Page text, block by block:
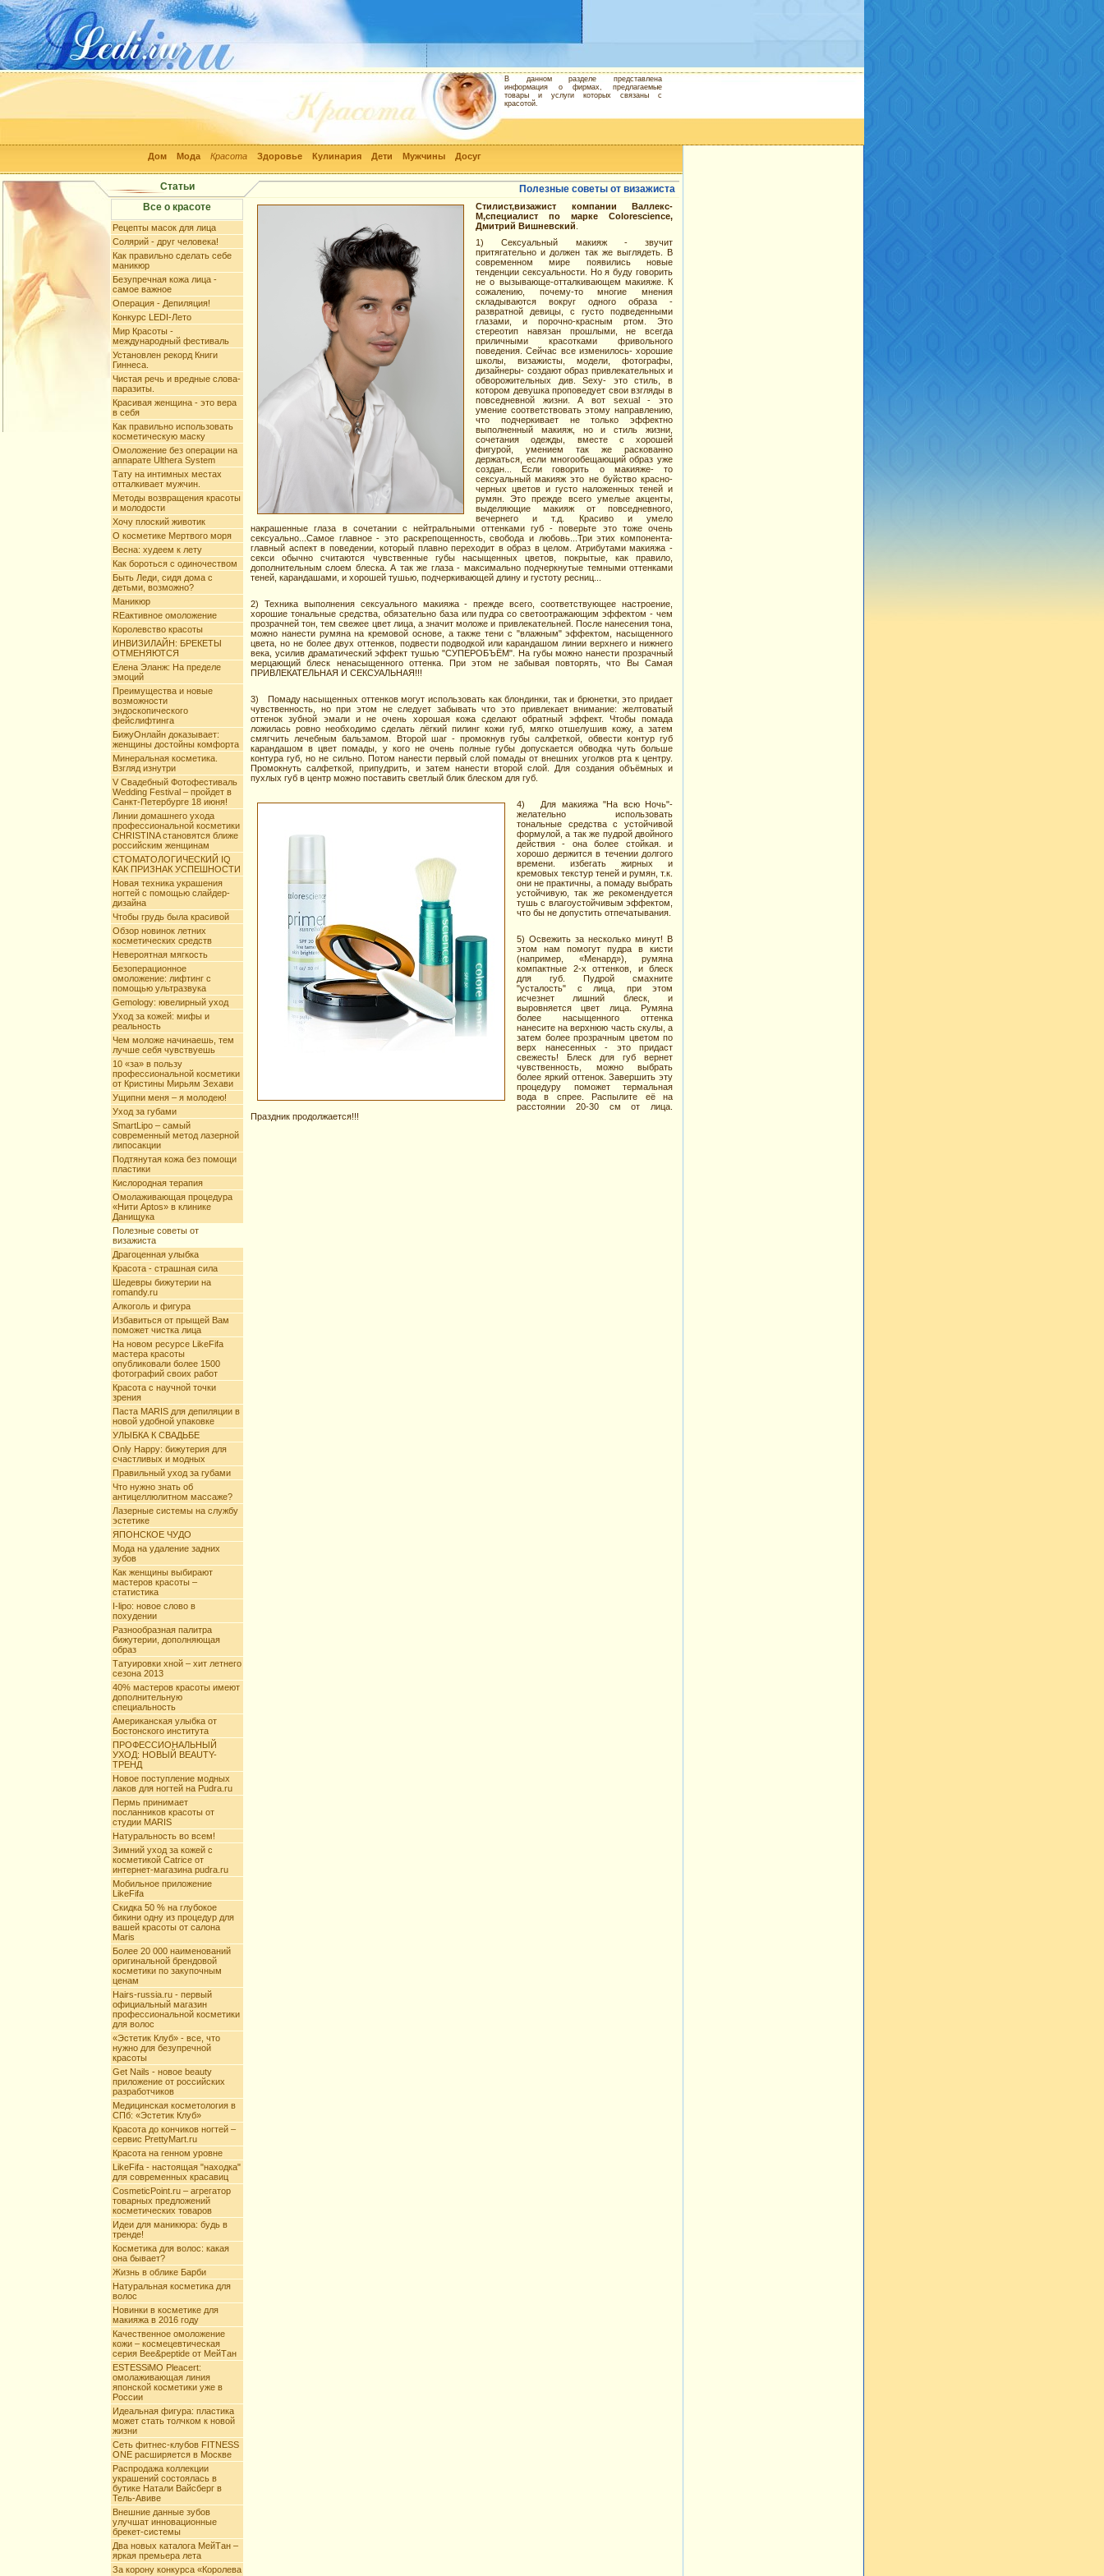
Дом Мода Красота Здоровье Кулинария Дети Мужчины Досуг
В данном разделе представлена
информация о фирмах, предлагаемые
товары и услуги которых связаны с
красотой.
Статьи
Полезные советы от визажиста
Все о красоте
Рецепты масок для лица
Солярий - друг человека!
Как правильно сделать себе
маникюр
Безупречная кожа лица -
самое важное
Операция - Депиляция!
Конкурс LEDI-Лето
Мир Красоты -
международный фестиваль
Установлен рекорд Книги
Гиннеса.
Чистая речь и вредные слова-
паразиты.
Красивая женщина - это вера
в себя
Как правильно использовать
косметическую маску
Омоложение без операции на
аппарате Ulthera System
Тату на интимных меcтах
отталкивает мужчин.
Методы возвращения красоты
и молодости
Хочу плоский животик
О косметике Мертвого моря
Весна: худеем к лету
Как бороться с одиночеством
Быть Леди, сидя дома с
детьми, возможно?
Маникюр
REактивное омоложение
Королевство красоты
ИНВИЗИЛАЙН: БРЕКЕТЫ
ОТМЕНЯЮТСЯ
Елена Эланж: На пределе
эмоций
Преимущества и новые
возможности
эндоскопического
фейслифтинга
БижуОнлайн доказывает:
женщины достойны комфорта
Минеральная косметика.
Взгляд изнутри
V Свадебный Фотофестиваль
Wedding Festival – пройдет в
Санкт-Петербурге 18 июня!
Линии домашнего ухода
профессиональной косметики
CHRISTINA становятся ближе
российским женщинам
СТОМАТОЛОГИЧЕСКИЙ IQ
КАК ПРИЗНАК УСПЕШНОСТИ
Новая техника украшения
ногтей с помощью слайдер-
дизайна
Чтобы грудь была красивой
Обзор новинок летних
косметических средств
Невероятная мягкость
Безоперационное
омоложение: лифтинг с
помощью ультразвука
Gemology: ювелирный уход
Уход за кожей: мифы и
реальность
Чем моложе начинаешь, тем
лучше себя чувствуешь
10 «за» в пользу
профессиональной косметики
от Кристины Мирьям Зехави
Ущипни меня – я молодею!
Уход за губами
SmartLipo – самый
современный метод лазерной
липосакции
Подтянутая кожа без помощи
пластики
Кислородная терапия
Омолаживающая процедура
«Нити Aptos» в клинике
Данищука
Полезные советы от
визажиста
Драгоценная улыбка
Красота - страшная сила
Шедевры бижутерии на
romandy.ru
Алкоголь и фигура
Избавиться от прыщей Вам
поможет чистка лица
На новом ресурсе LikeFifa
мастера красоты
опубликовали более 1500
фотографий своих работ
Красота с научной точки
зрения
Паста MARIS для депиляции в
новой удобной упаковке
УЛЫБКА К СВАДЬБЕ
Only Happy: бижутерия для
счастливых и модных
Правильный уход за губами
Что нужно знать об
антицеллюлитном массаже?
Лазерные системы на службу
эстетике
ЯПОНСКОЕ ЧУДО
Мода на удаление задних
зубов
Как женщины выбирают
мастеров красоты –
статистика
I-lipo: новое слово в
похудении
Разнообразная палитра
бижутерии, дополняющая
образ
Татуировки хной – хит летнего
сезона 2013
40% мастеров красоты имеют
дополнительную
специальность
Американская улыбка от
Бостонского института
ПРОФЕССИОНАЛЬНЫЙ
УХОД: НОВЫЙ BEAUTY-
ТРЕНД
Новое поступление модных
лаков для ногтей на Pudra.ru
Пермь принимает
посланников красоты от
студии MARIS
Натуральность во всем!
Зимний уход за кожей с
косметикой Catrice от
интернет-магазина pudra.ru
Мобильное приложение
LikeFifa
Скидка 50 % на глубокое
бикини одну из процедур для
вашей красоты от салона
Maris
Более 20 000 наименований
оригинальной брендовой
косметики по закупочным
ценам
Hairs-russia.ru - первый
официальный магазин
профессиональной косметики
для волос
«Эстетик Клуб» - все, что
нужно для безупречной
красоты
Get Nails - новое beauty
приложение от российских
разработчиков
Медицинская косметология в
СПб: «Эстетик Клуб»
Красота до кончиков ногтей –
сервис PrettyMart.ru
Красота на генном уровне
LikeFifa - настоящая "находка"
для современных красавиц
CosmeticPoint.ru – агрегатор
товарных предложений
косметических товаров
Идеи для маникюра: будь в
тренде!
Косметика для волос: какая
она бывает?
Жизнь в облике Барби
Натуральная косметика для
волос
Новинки в косметике для
макияжа в 2016 году
Качественное омоложение
кожи – космецевтическая
серия Bee&peptide от МейТан
ESTESSiMO Pleacert:
омолаживающая линия
японской косметики уже в
России
Идеальная фигура: пластика
может стать толчком к новой
жизни
Сеть фитнес-клубов FITNESS
ONE расширяется в Москве
Распродажа коллекции
украшений состоялась в
бутике Натали Вайсберг в
Тель-Авиве
Внешние данные зубов
улучшат инновационные
брекет-системы
Два новых каталога МейТан –
яркая премьера лета
За корону конкурса «Королева
Стилист,визажист компании Валлекс-
М,специалист по марке Colorescience,
Дмитрий Вишневский
1) Сексуальный макияж - звучит
притягательно и должен так же выглядеть. В
современном мире появились новые
тенденции сексуальности. Но я буду говорить
не о вызывающе-отталкивающем макияже. К
сожалению, почему-то многие мнения
складываются вокруг одного образа -
развратной девицы, с густо подведенными
глазами, и порочно-красным ртом. Это
стереотип навязан прошлыми, не всегда
приличными красотками фривольного
поведения. Сейчас все изменилось- хорошие
школы, визажисты, модели, фотографы,
дизайнеры- создают образ привлекательных и
обворожительных див. Sexy- это стиль, в
котором девушка проповедует свои взгляды в
повседневной жизни. А вот sexual - это
умение соответствовать этому направлению,
что подчеркивает не только эффектно
выполненный макияж, но и стиль жизни,
сочетания одежды, вместе с хорошей
фигурой, умением так же раскованно
держаться, если многообещающий образ уже
создан... Если говорить о макияже- то
сексуальный макияж это не буйство красно-
черных цветов и густо наложенных теней и
румян. Это прежде всего умелые акценты,
выделяющие макияж от повседневного,
вечернего и т.д. Красиво и умело
накрашенные глаза в сочетании с нейтральными оттенками губ - поверьте это тоже очень
сексуально...Самое главное - это раскрепощенность, свобода и любовь...Три этих компонента-
главный аспект в поведении, который плавно переходит в образ в целом. Атрибутами макияжа -
секси обычно считаются чувственные губы насыщенных цветов, покрытые, как правило,
дополнительным слоем блеска. А так же глаза - максимально подчеркнутые темными оттенками
теней, карандашами, и хорошей тушью, подчеркивающей длину и густоту ресниц...
2) Техника выполнения сексуального макияжа - прежде всего, соответствующее настроение,
хорошие тональные средства, обязательно база или пудра со светоотражающим эффектом - чем
прозрачней тон, тем свежее цвет лица, а значит моложе и привлекательней. После нанесения тона,
можно нанести румяна на кремовой основе, а также тени с "влажным" эффектом, насыщенного
цвета, но не более двух оттенков, подвести подводкой или карандашом линии верхнего и нижнего
века, усилив драматический эффект тушью "СУПЕРОБЪЁМ". На губы можно нанести прозрачный
мерцающий блеск ненасыщенного оттенка. При этом не забывая повторять, что Вы Самая
ПРИВЛЕКАТЕЛЬНАЯ И СЕКСУАЛЬНАЯ!!!
3) Помаду насыщенных оттенков могут использовать как блондинки, так и брюнетки, это придает
чувственность, но при этом не следует забывать что это привлекает внимание: желтоватый
оттенок зубной эмали и не очень хорошая кожа сделают обратный эффект. Чтобы помада
ложилась ровно необходимо сделать лёгкий пилинг кожи губ, мягко отшелушив кожу, а затем
смягчить лечебным бальзамом. Второй шаг - промокнув губы салфеткой, обвести контур губ
карандашом в цвет помады, у кого не очень полные губы допускается обводка чуть больше
контура губ, но не сильно. Потом нанести первый слой помады от внешних уголков рта к центру.
Промокнуть салфеткой, припудрить, и затем нанести второй слой. Для создания объёмных и
пухлых губ в центр можно поставить светлый блик блеском для губ.
4) Для макияжа "На всю Ночь"-
желательно использовать
тональные средства с устойчивой
формулой, а так же пудрой двойного
действия - она более стойкая. и
хорошо держится в течении долгого
времени. избегать жирных и
кремовых текстур теней и румян, т.к.
они не практичны, а помаду выбрать
устойчивую, так же рекомендуется
тушь с влагоустойчивым эффектом,
что бы не допустить отпечатывания.
5) Освежить за несколько минут! В
этом нам помогут пудра в кисти
(например, «Менард»), румяна
компактные 2-х оттенков, и блеск
для губ. Пудрой смахните
"усталость" с лица, при этом
исчезнет лишний блеск, и
выровняется цвет лица. Румяна
более насыщенного оттенка
нанесите на верхнюю часть скулы, а
затем более прозрачным цветом по
верх нанесенных - это придаст
свежесть! Блеск для губ вернет
чувственность, можно выбрать
более яркий оттенок. Завершить эту
процедуру поможет термальная
вода в спрее. Распылите её на
расстоянии 20-30 см от лица.
Праздник продолжается!!!